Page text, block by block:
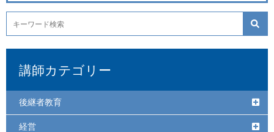
講師カテゴリー
後継者教育
経営